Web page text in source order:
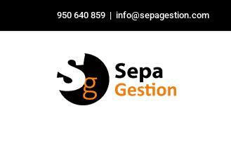
al
950 640 859 | info@sepagestion.com